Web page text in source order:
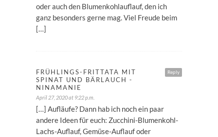
oder auch den Blumenkohlauflauf, den ich
ganz besonders gerne mag. Viel Freude beim
[…]
Reply
FRÜHLINGS-FRITTATA MIT
SPINAT UND BÄRLAUCH -
NINAMANIE
April 27, 2020 at 9:22 p.m.
[…] Aufläufe? Dann hab ich noch ein paar
andere Ideen für euch: Zucchini-Blumenkohl-
Lachs-Auflauf, Gemüse-Auflauf oder